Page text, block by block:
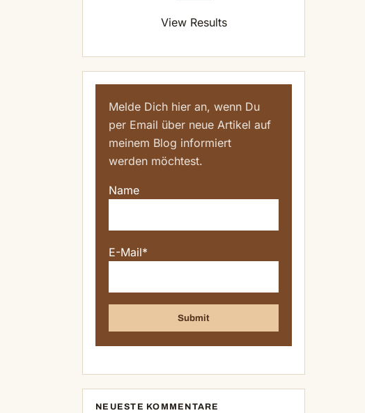
View Results
Melde Dich hier an, wenn Du
per Email über neue Artikel auf
meinem Blog informiert
werden möchtest.
Name
E-Mail*
NEUESTE KOMMENTARE